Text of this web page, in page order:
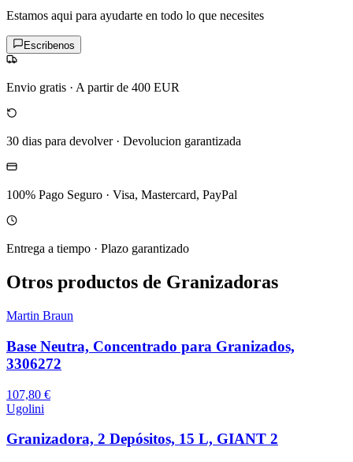
Estamos aqui para ayudarte en todo lo que necesites
Escribenos
Envio gratis · A partir de 400 EUR
30 dias para devolver· Devolucion garantizada
100% Pago Seguro · Visa, Mastercard, PayPal
Entrega a tiempo · Plazo garantizado
Otros productos de Granizadoras
Martin Braun
Base Neutra, Concentrado para Granizados,
3306272
107,80 €
Ugolini
Granizadora, 2 Depósitos, 15 L, GIANT 2